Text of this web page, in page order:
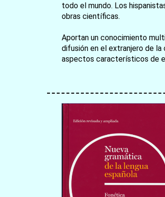
todo el mundo. Los
obras científicas.
Aportan un conocimiento
difusión en el extranjero de la
aspectos característicos de